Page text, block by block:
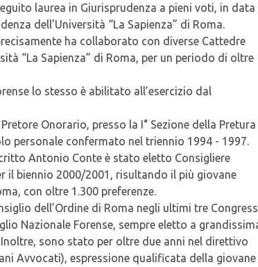
laurea in Giurisprudenza a pieni voti, in data
dell’Università “La Sapienza” di Roma.
ha collaborato con diverse Cattedre
“La Sapienza” di Roma, per un periodo di oltre
lo stesso è abilitato all’esercizio dal
Onorario, presso la I° Sezione della Pretura
personale confermato nel triennio 1994 - 1997.
Antonio Conte è stato eletto Consigliere
il biennio 2000/2001, risultando il più giovane
con oltre 1.300 preferenze.
dell’Ordine di Roma negli ultimi tre
Nazionale Forense, sempre eletto a
sono stato per oltre due anni nel direttivo
Avvocati), espressione qualificata della giovane